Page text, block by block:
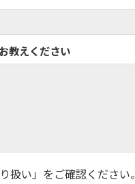
教えください
い」をご確認ください。